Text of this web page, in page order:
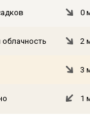
0
2
3
1